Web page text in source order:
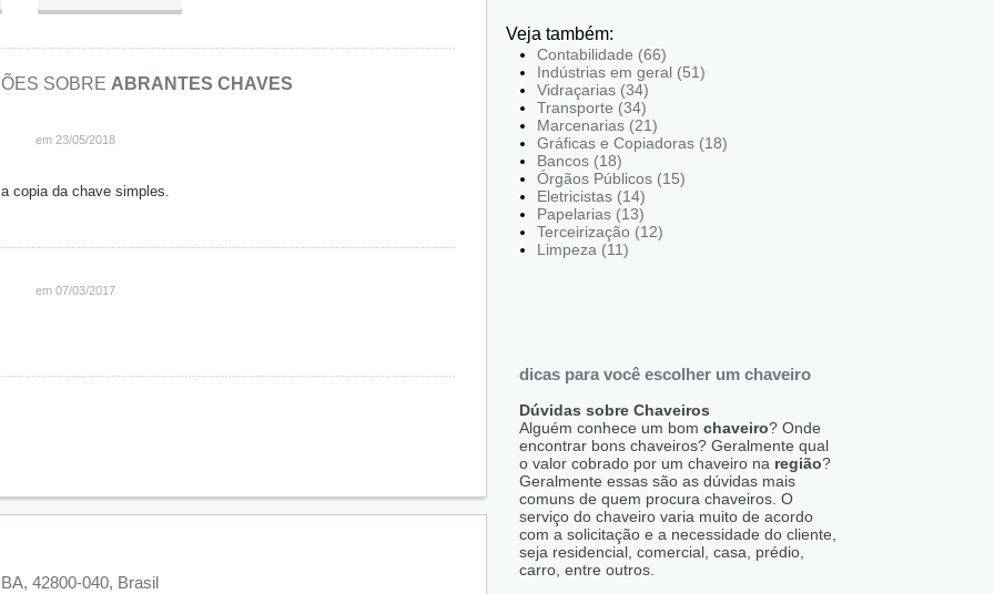
SOBRE ABRANTES CHAVES
em 23/05/2018
copia da chave simples.
em 07/03/2017
42800-040, Brasil
Veja também:
Contabilidade (66)
Indústrias em geral (51)
Vidraçarias (34)
Transporte (34)
Marcenarias (21)
Gráficas e Copiadoras (18)
Bancos (18)
Órgãos Públicos (15)
Eletricistas (14)
Papelarias (13)
Terceirização (12)
Limpeza (11)
dicas para você escolher um chaveiro
Dúvidas sobre Chaveiros
Alguém conhece um bomchaveiro? Onde
encontrar bons chaveiros? Geralmente qual
o valor cobrado por um chaveiro na região?
Geralmente essas são as dúvidas mais
comuns de quem procura chaveiros. O
serviço do chaveiro varia muito de acordo
com a solicitação e a necessidade do cliente,
seja residencial, comercial, casa, prédio,
carro, entre outros.